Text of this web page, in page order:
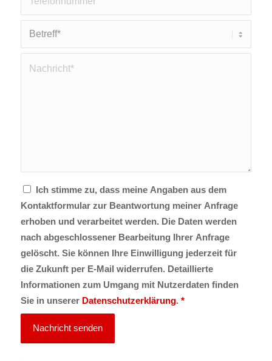
Ich stimme zu, dass meine Angaben aus dem
Kontaktformular zur Beantwortung meiner Anfrage
erhoben und verarbeitet werden. Die Daten werden
nach abgeschlossener Bearbeitung Ihrer Anfrage
gelöscht. Sie können Ihre Einwilligung jederzeit für
die Zukunft per E-Mail widerrufen. Detaillierte
Informationen zum Umgang mit Nutzerdaten finden
Sie in unserer Datenschutzerklärung. *